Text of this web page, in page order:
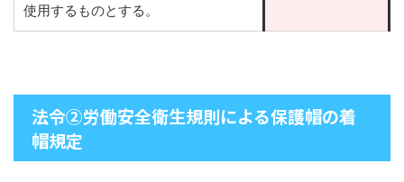
使用するものとする。
法令②労働安全衛生規則による保護帽の着
帽規定